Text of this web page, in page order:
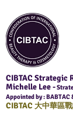
CIBTAC Strategic
Michelle Lee -
Appointed by : BABTAC
CIBTAC大中華區